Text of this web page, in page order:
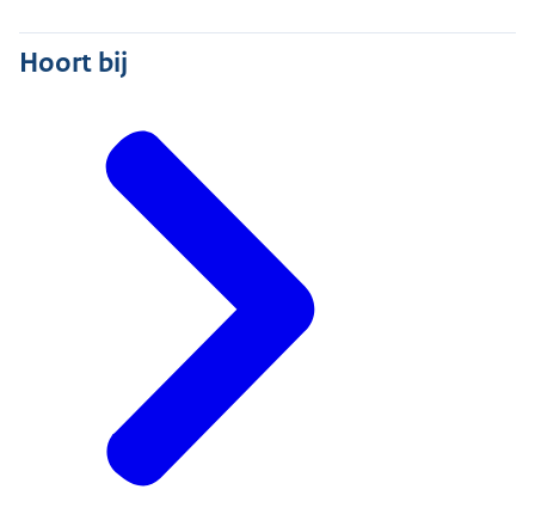
Hoort bij